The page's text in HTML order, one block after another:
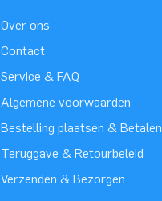
Over ons
Contact
Service & FAQ
Algemene voorwaarden
Bestelling plaatsen & Betalen
Teruggave & Retourbeleid
Verzenden & Bezorgen